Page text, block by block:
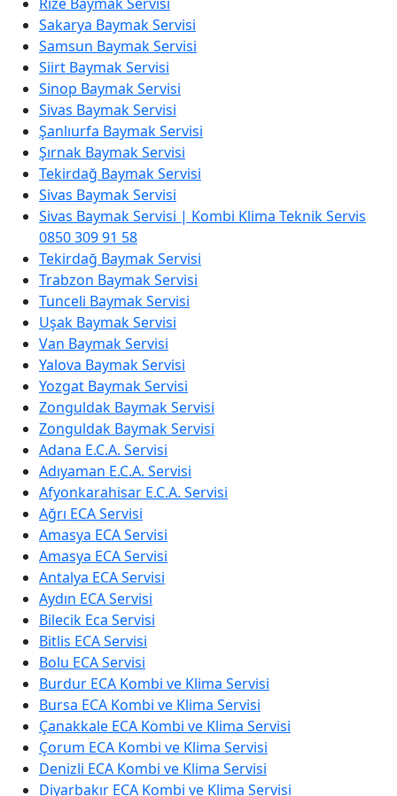
Sakarya Baymak Servisi
Samsun Baymak Servisi
Siirt Baymak Servisi
Sinop Baymak Servisi
Sivas Baymak Servisi
Şanlıurfa Baymak Servisi
Şırnak Baymak Servisi
Tekirdağ Baymak Servisi
Sivas Baymak Servisi
Sivas Baymak Servisi | Kombi Klima Teknik Servis
0850 309 91 58
Tekirdağ Baymak Servisi
Trabzon Baymak Servisi
Tunceli Baymak Servisi
Uşak Baymak Servisi
Van Baymak Servisi
Yalova Baymak Servisi
Yozgat Baymak Servisi
Zonguldak Baymak Servisi
Zonguldak Baymak Servisi
Adana E.C.A. Servisi
Adıyaman E.C.A. Servisi
Afyonkarahisar E.C.A. Servisi
Ağrı ECA Servisi
Amasya ECA Servisi
Amasya ECA Servisi
Antalya ECA Servisi
Aydın ECA Servisi
Bilecik Eca Servisi
Bitlis ECA Servisi
Bolu ECA Servisi
Burdur ECA Kombi ve Klima Servisi
Bursa ECA Kombi ve Klima Servisi
Çanakkale ECA Kombi ve Klima Servisi
Çorum ECA Kombi ve Klima Servisi
Denizli ECA Kombi ve Klima Servisi
Diyarbakır ECA Kombi ve Klima Servisi